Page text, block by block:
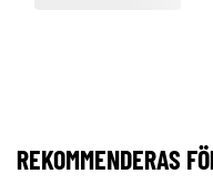
REKOMMENDERAS